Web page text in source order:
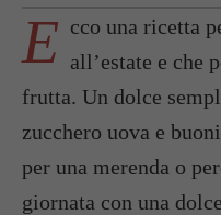
E cco una ricetta
all’estate e che
frutta. Un dolce
zucchero uova e
per una merenda o
giornata con una